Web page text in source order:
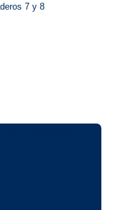
7 y 8